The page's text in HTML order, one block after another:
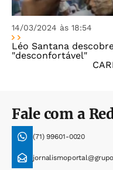
14/03/2024 às 18:54
Léo Santana
"desconfortável"
Fale com a
(71) 99601-0020